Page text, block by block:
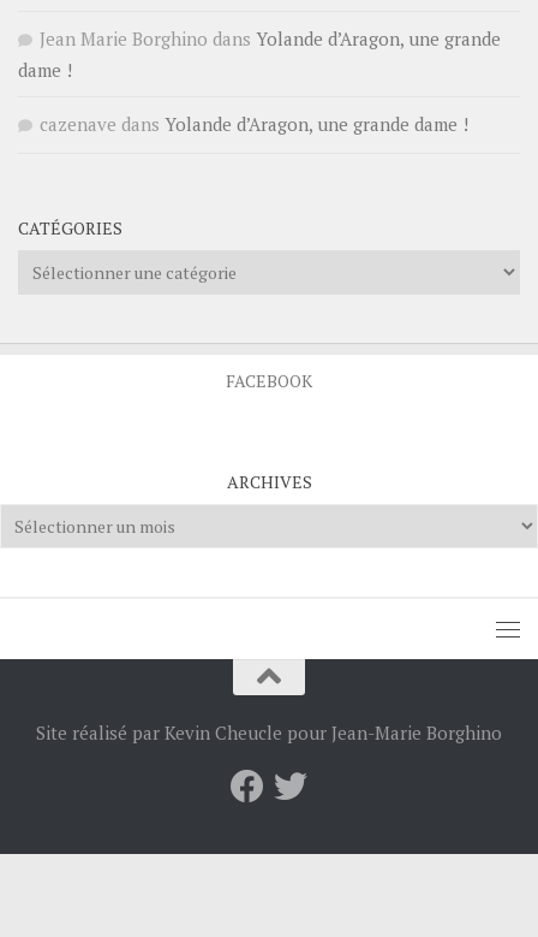
Jean Marie Borghino dans Yolande d’Aragon, une grande
dame !
cazenave dans Yolande d’Aragon, une grande dame !
CATÉGORIES
Catégories
FACEBOOK
ARCHIVES
Archives
Site réalisé par Kevin Cheucle pour Jean-Marie Borghino